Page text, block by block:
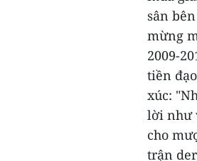
sân
mừng
2009-
tiền
xúc:
lời như
cho
trận